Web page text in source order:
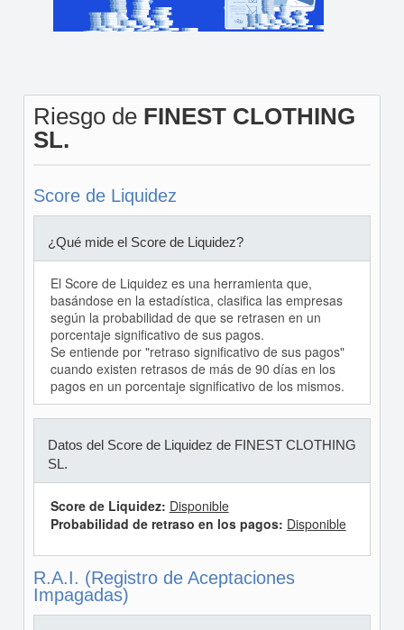
Riesgo de FINEST CLOTHING
SL.
Score de Liquidez
¿Qué mide el Score de Liquidez?
El Score de Liquidez es una herramienta que,
basándose en la estadística, clasifica las empresas
según la probabilidad de que se retrasen en un
porcentaje significativo de sus pagos.
Se entiende por "retraso significativo de sus pagos"
cuando existen retrasos de más de 90 días en los
pagos en un porcentaje significativo de los mismos.
Datos del Score de Liquidez de FINEST CLOTHING
SL.
Score de Liquidez: Disponible
Probabilidad de retraso en los pagos: Disponible
R.A.I. (Registro de Aceptaciones
Impagadas)